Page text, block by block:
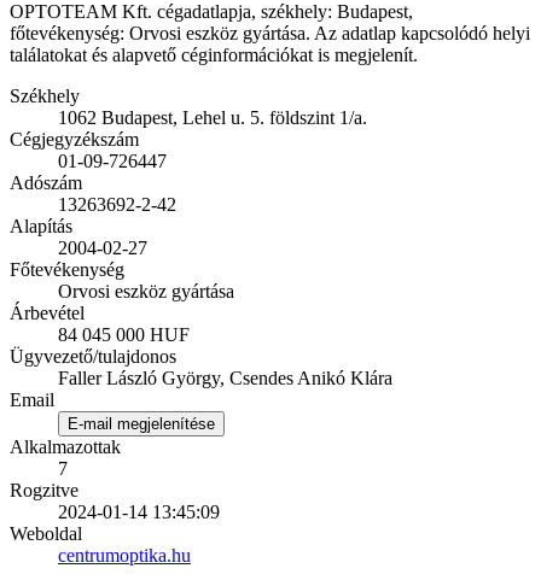
OPTOTEAM Kft. cégadatlapja, székhely: Budapest,
főtevékenység: Orvosi eszköz gyártása. Az adatlap kapcsolódó helyi
találatokat és alapvető céginformációkat is megjelenít.
Székhely
1062 Budapest, Lehel u. 5. földszint 1/a.
Cégjegyzékszám
01-09-726447
Adószám
13263692-2-42
Alapítás
2004-02-27
Főtevékenység
Orvosi eszköz gyártása
Árbevétel
84 045 000 HUF
Ügyvezető/tulajdonos
Faller László György, Csendes Anikó Klára
Email
E-mail megjelenítése
Alkalmazottak
7
Rogzitve
2024-01-14 13:45:09
Weboldal
centrumoptika.hu